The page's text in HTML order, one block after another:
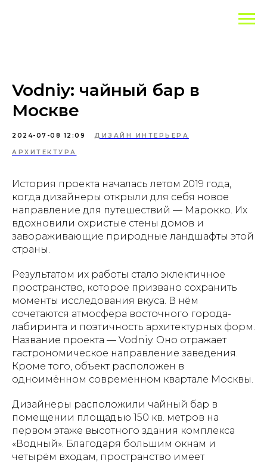
Vodniy: чайный бар в
Москве
2024-07-08 12:09 ДИЗАЙН ИНТЕРЬЕРА
АРХИТЕКТУРА
История проекта началась летом 2019 года,
когда дизайнеры открыли для себя новое
направление для путешествий — Марокко. Их
вдохновили охристые стены домов и
завораживающие природные ландшафты этой
страны.
Результатом их работы стало эклектичное
пространство, которое призвано сохранить
моменты исследования вкуса. В нём
сочетаются атмосфера восточного города-
лабиринта и поэтичность архитектурных форм.
Название проекта — Vodniy. Оно отражает
гастрономическое направление заведения.
Кроме того, объект расположен в
одноимённом современном квартале Москвы.
Дизайнеры расположили чайный бар в
помещении площадью 150 кв. метров на
первом этаже высотного здания комплекса
«Водный». Благодаря большим окнам и
четырём входам, пространство имеет